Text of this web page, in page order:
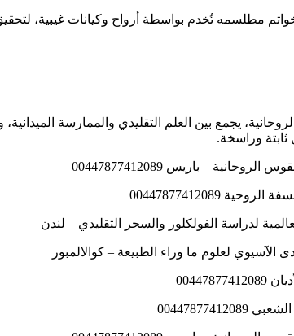
مطلسمه تُخدم بواسطة أرواح وكيانات غيبية،
يجمع بين العلم التقليدي والممارسة
ثابتة وراسخة.
– باريس 00447877412089